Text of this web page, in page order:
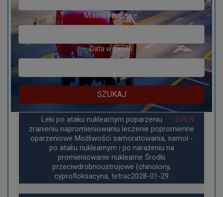
Miasto docelowe:
Data wyjazdu:
SZUKAJ
2 PLN
Leki po ataku nuklearnym poparzeniu
zranieniu napromieniowaniu leczenie popromienne
oparzeniowe Możliwości samoratowania, samol -
po ataku nuklearnym i po narażeniu na
promieniowanie nuklearne Środki
przeciwdrobnoustrojowe (chinolony,
cyprofloksacyna, tetrac2028-01-29